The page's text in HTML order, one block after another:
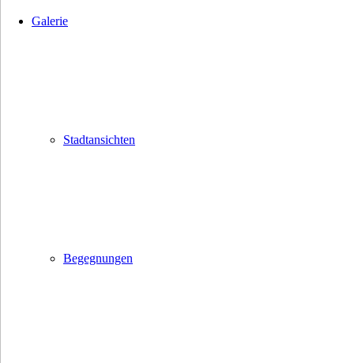
Galerie
Stadtansichten
Begegnungen